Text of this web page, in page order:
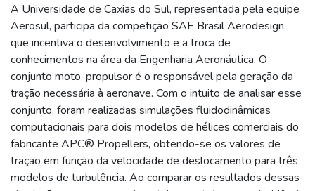
A Universidade de Caxias do Sul, representada pela equipe
Aerosul, participa da competição SAE Brasil Aerodesign,
que incentiva o desenvolvimento e a troca de
conhecimentos na área da Engenharia Aeronáutica. O
conjunto moto-propulsor é o responsável pela geração da
tração necessária à aeronave. Com o intuito de analisar esse
conjunto, foram realizadas simulações fluidodinâmicas
computacionais para dois modelos de hélices comerciais do
fabricante APC® Propellers, obtendo-se os valores de
tração em função da velocidade de deslocamento para três
modelos de turbulência. Ao comparar os resultados dessas